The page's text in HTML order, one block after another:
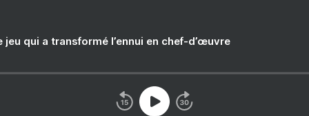
jeu qui a transformé l’ennui en chef-d’œuvre